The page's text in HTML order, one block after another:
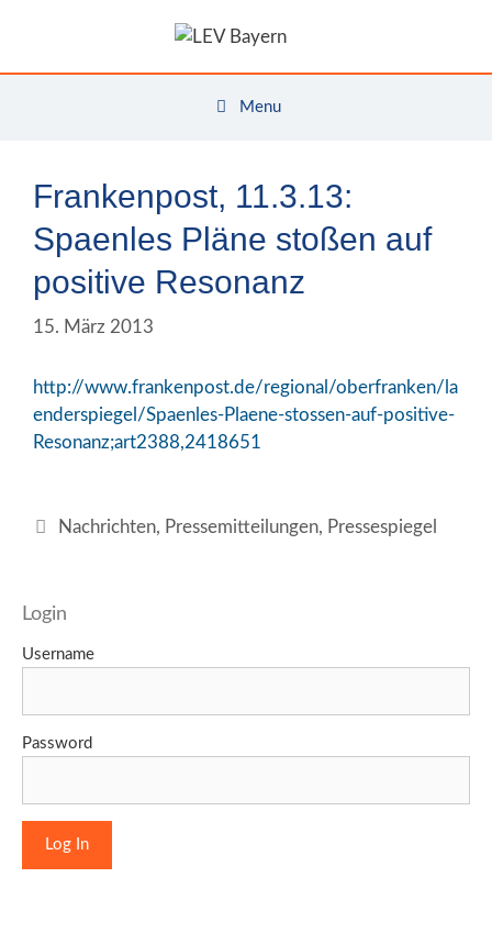
Menu
Frankenpost, 11.3.13:
Spaenles Pläne stoßen auf
positive Resonanz
15. März 2013
http://www.frankenpost.de/regional/oberfranken/la
enderspiegel/Spaenles-Plaene-stossen-auf-positive-
Resonanz;art2388,2418651
Kategorien
Nachrichten, Pressemitteilungen, Pressespiegel
Login
Username
Password